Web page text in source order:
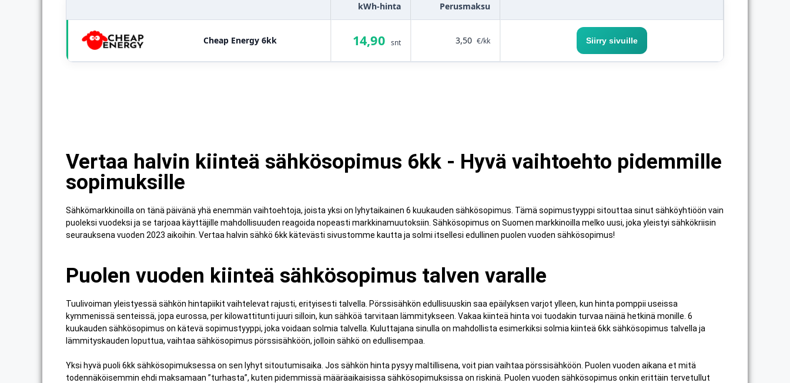
kWh-hinta Perusmaksu
Cheap Energy 6kk 14,90 snt 3,50 €/kk Siirry sivuille— Cheap Energy 6kk
Vertaa halvin kiinteä sähkösopimus 6kk - Hyvä vaihtoehto pidemmille
sopimuksille
Sähkömarkkinoilla on tänä päivänä yhä enemmän vaihtoehtoja, joista yksi on lyhytaikainen 6 kuukauden sähkösopimus. Tämä sopimustyyppi sitouttaa sinut sähköyhtiöön vain
puoleksi vuodeksi ja se tarjoaa käyttäjille mahdollisuuden reagoida nopeasti markkinamuutoksiin. Sähkösopimus on Suomen markkinoilla melko uusi, joka yleistyi sähkökriisin
seurauksena vuoden 2023 aikoihin. Vertaa halvin sähkö 6kk kätevästi sivustomme kautta ja solmi itsellesi edullinen puolen vuoden sähkösopimus!
Puolen vuoden kiinteä sähkösopimus talven varalle
Tuulivoiman yleistyessä sähkön hintapiikit vaihtelevat rajusti, erityisesti talvella. Pörssisähkön edullisuuskin saa epäilyksen varjot ylleen, kun hinta pomppii useissa
kymmenissä senteissä, jopa eurossa, per kilowattitunti juuri silloin, kun sähköä tarvitaan lämmitykseen. Vakaa kiinteä hinta voi tuodakin turvaa näinä hetkinä monille. 6
kuukauden sähkösopimus on kätevä sopimustyyppi, joka voidaan solmia talvella. Kuluttajana sinulla on mahdollista esimerkiksi solmia kiinteä 6kk sähkösopimus talvella ja
lämmityskauden loputtua, vaihtaa sähkösopimus pörssisähköön, jolloin sähkö on edullisempaa.
Yksi hyvä puoli 6kk sähkösopimuksessa on sen lyhyt sitoutumisaika. Jos sähkön hinta pysyy maltillisena, voit pian vaihtaa pörssisähköön. Puolen vuoden aikana et mitä
todennäköisemmin ehdi maksamaan ”turhasta”, kuten pidemmissä määräaikaisissa sähkösopimuksissa on riskinä. Puolen vuoden sähkösopimus onkin erittäin tervetullut